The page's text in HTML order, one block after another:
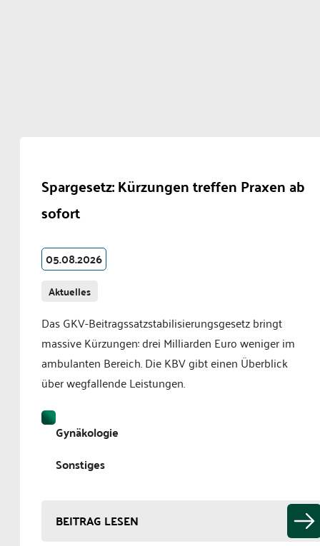
Spargesetz: Kürzungen treffen Praxen ab
sofort
05.08.2026
Aktuelles
Das GKV-Beitragssatzstabilisierungsgesetz bringt
massive Kürzungen: drei Milliarden Euro weniger im
ambulanten Bereich. Die KBV gibt einen Überblick
über wegfallende Leistungen.
Gynäkologie
Sonstiges
BEITRAG LESEN